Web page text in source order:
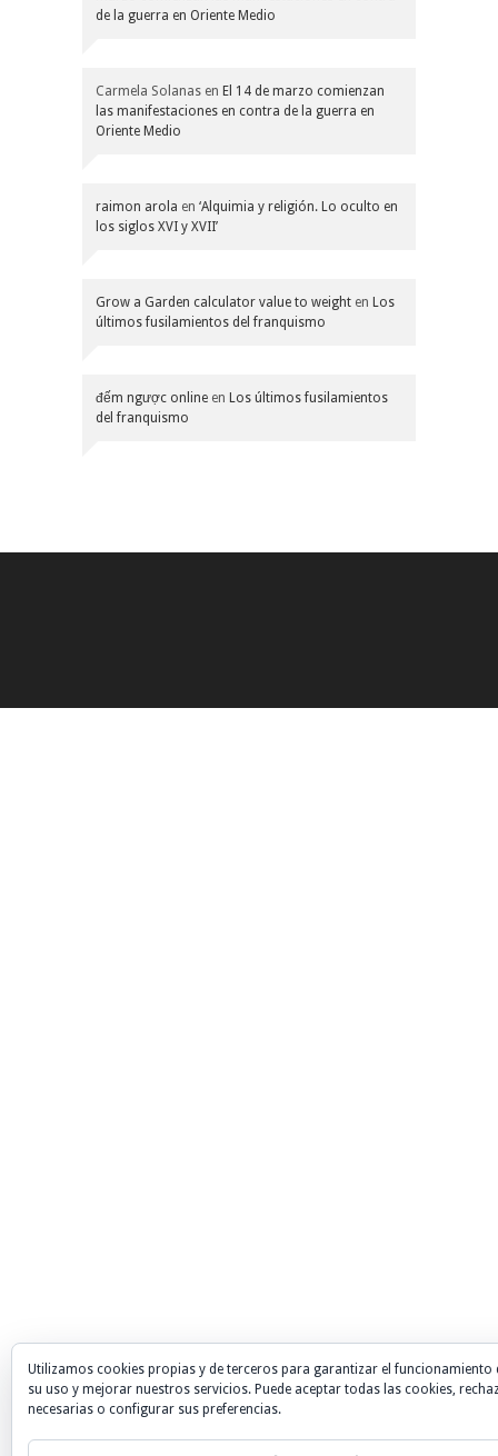
de la guerra en Oriente Medio
Carmela Solanas en El 14 de marzo comienzan
las manifestaciones en contra de la guerra en
Oriente Medio
raimon arola en ‘Alquimia y religión. Lo oculto en
los siglos XVI y XVII’
Grow a Garden calculator value to weight en Los
últimos fusilamientos del franquismo
đếm ngược online en Los últimos fusilamientos
del franquismo
Utilizamos cookies propias y de terceros para garantizar el funcionamiento
su uso y mejorar nuestros servicios. Puede aceptar todas las cookies,
necesarias o configurar sus preferencias.